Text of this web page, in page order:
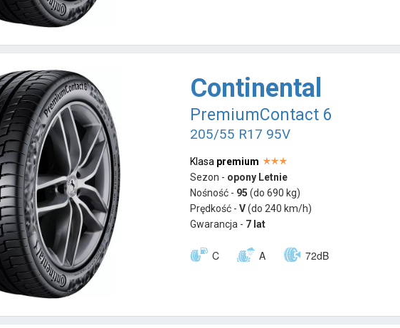
Continental
PremiumContact 6
205/55 R17 95V
Klasa premium
Sezon - opony Letnie
Nośność - 95 (do 690 kg)
Prędkość -V (do 240 km/h)
Gwarancja - 7 lat
C A 72dB